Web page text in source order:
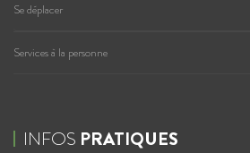
Se déplacer
Services à la personne
INFOS PRATIQUES